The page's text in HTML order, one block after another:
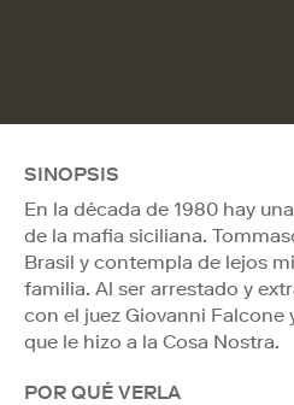
SINOPSIS
En la década de 1980 hay
de la mafia siciliana.
Brasil y contempla de lejos
familia. Al ser arrestado y
con el juez Giovanni
que le hizo a la Cosa Nostra.
POR QUÉ VERLA